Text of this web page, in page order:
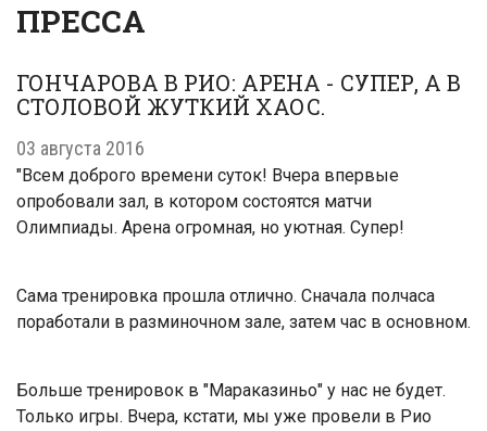
ПРЕССА
ГОНЧАРОВА В РИО: АРЕНА - СУПЕР, А В
СТОЛОВОЙ ЖУТКИЙ ХАОС.
03 августа 2016
"Всем доброго времени суток! Вчера впервые
опробовали зал, в котором состоятся матчи
Олимпиады. Арена огромная, но уютная. Супер!
Сама тренировка прошла отлично. Сначала полчаса
поработали в разминочном зале, затем час в основном.
Больше тренировок в "Мараказиньо" у нас не будет.
Только игры. Вчера, кстати, мы уже провели в Рио